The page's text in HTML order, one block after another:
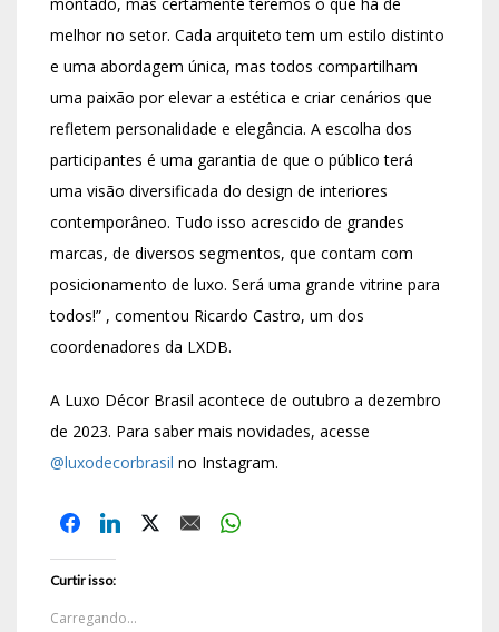
melhor no setor. Cada arquiteto tem um estilo distinto
e uma abordagem única, mas todos compartilham
uma paixão por elevar a estética e criar cenários que
refletem personalidade e elegância. A escolha dos
participantes é uma garantia de que o público terá
uma visão diversificada do design de interiores
contemporâneo. Tudo isso acrescido de grandes
marcas, de diversos segmentos, que contam com
posicionamento de luxo. Será uma grande vitrine para
todos!” , comentou Ricardo Castro, um dos
coordenadores da LXDB.
A Luxo Décor Brasil acontece de outubro a dezembro
de 2023. Para saber mais novidades, acesse
@luxodecorbrasil no Instagram.
Curtir isso:
Carregando...